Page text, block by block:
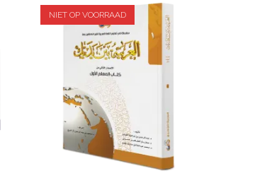
NIET OP VOORRAAD